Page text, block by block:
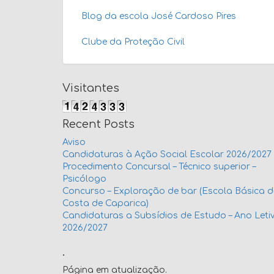
Blog da escola José Cardoso Pires
Clube da Proteção Civil
Visitantes
Recent Posts
Aviso
Candidaturas à Ação Social Escolar 2026/2027
Procedimento Concursal – Técnico superior –
Psicólogo
Concurso – Exploração de bar (Escola Básica
Costa de Caparica)
Candidaturas a Subsídios de Estudo – Ano
2026/2027
.
Página em atualização.